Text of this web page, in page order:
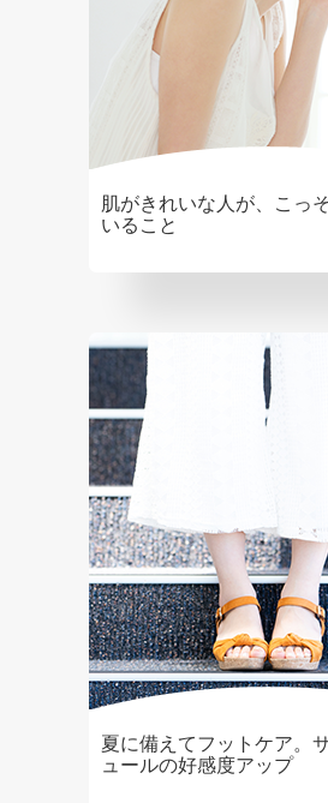
肌がきれいな人が、こっ
いること
夏に備えてフットケア。
ュールの好感度アップ